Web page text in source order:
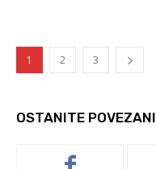
1 2 3
OSTANITE POVEZANI